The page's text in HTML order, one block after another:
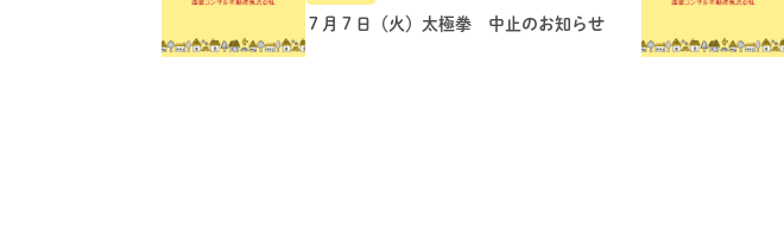
７月７日（火）太極拳 中止のお知らせ